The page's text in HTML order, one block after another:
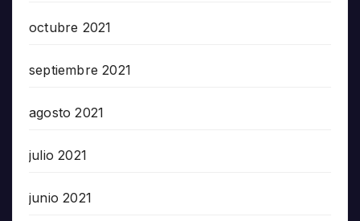
octubre 2021
septiembre 2021
agosto 2021
julio 2021
junio 2021